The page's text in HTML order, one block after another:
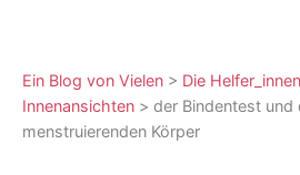
Ein Blog von Vielen > Die
Innenansichten > der Bindentest und
menstruierenden Körper